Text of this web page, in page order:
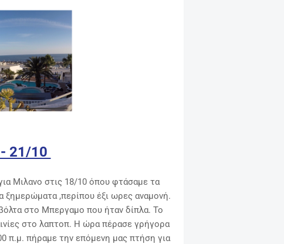
21/10
Μιλανο στις 18/10 όπου φτάσαμε τα
ξημερώματα ,περίπου έξι ωρες αναμονή.
στο Μπεργαμο που ήταν δίπλα. Το
στο λαπτοπ. Η ώρα πέρασε γρήγορα
π.μ. πήραμε την επόμενη μας πτήση για